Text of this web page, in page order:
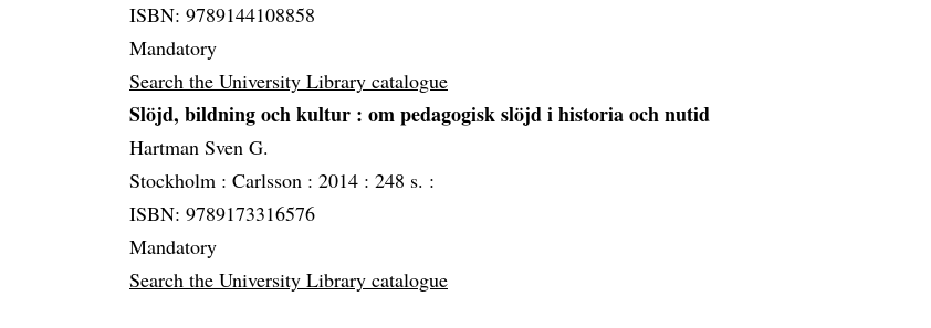
ISBN: 9789144108858
Mandatory
Search the University Library catalogue
Slöjd, bildning och kultur : om pedagogisk slöjd i historia och nutid
Hartman Sven G.
Stockholm : Carlsson : 2014 : 248 s. :
ISBN: 9789173316576
Mandatory
Search the University Library catalogue